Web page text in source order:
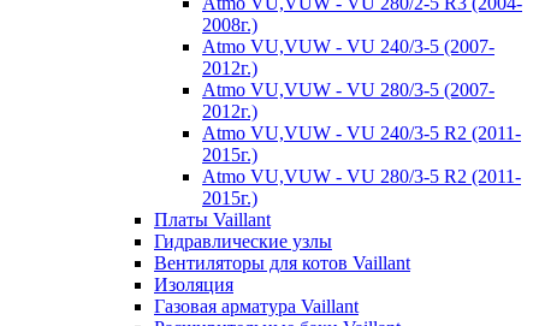
2008г.)
Atmo VU,VUW - VU 240/3-5 (2007-
2012г.)
Atmo VU,VUW - VU 280/3-5 (2007-
2012г.)
Atmo VU,VUW - VU 240/3-5 R2 (2011-
2015г.)
Atmo VU,VUW - VU 280/3-5 R2 (2011-
2015г.)
Платы Vaillant
Гидравлические узлы
Вентиляторы для котов Vaillant
Изоляция
Газовая арматура Vaillant